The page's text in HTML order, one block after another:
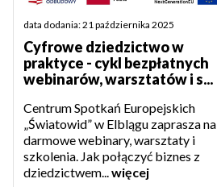
data dodania: 21 października 2025
Cyfrowe dziedzictwo w
praktyce - cykl bezpłatnych
webinarów, warsztatów i s...
Centrum Spotkań Europejskich
„Światowid” w Elblągu zaprasza na
darmowe webinary, warsztaty i
szkolenia. Jak połączyć biznes z
dziedzictwem...więcej